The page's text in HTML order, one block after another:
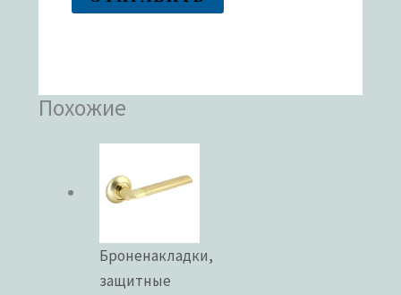
Похожие
Броненакладки,
защитные